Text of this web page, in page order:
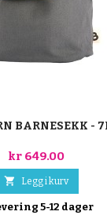
BARNESEKK -
kr 649.00
 Legg i kurv
5-12 dager